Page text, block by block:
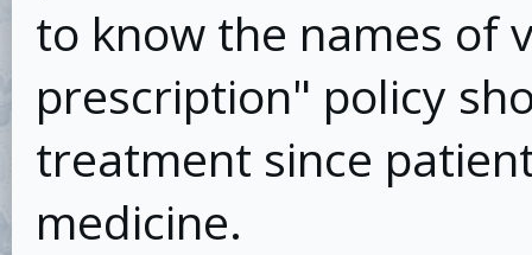
to know the names of
prescription" policy
treatment since
medicine.